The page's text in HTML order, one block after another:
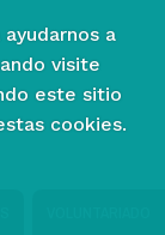
a
visite
este sitio
cookies.